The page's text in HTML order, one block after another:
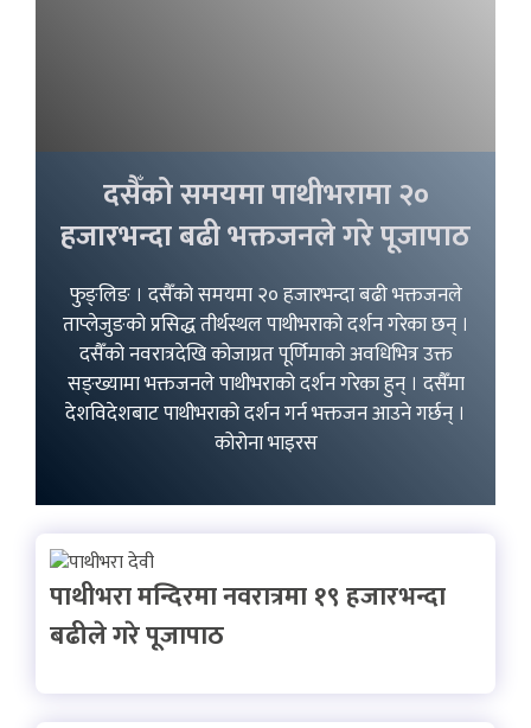
दसैँको समयमा पाथीभरामा २०
हजारभन्दा बढी भक्तजनले गरे पूजापाठ
फुङ्लिङ । दसैँको समयमा २० हजारभन्दा बढी भक्तजनले
ताप्लेजुङको प्रसिद्ध तीर्थस्थल पाथीभराको दर्शन गरेका छन् ।
दसैँको नवरात्रदेखि कोजाग्रत पूर्णिमाको अवधिभित्र उक्त
सङ्ख्यामा भक्तजनले पाथीभराको दर्शन गरेका हुन् । दसैँमा
देशविदेशबाट पाथीभराको दर्शन गर्न भक्तजन आउने गर्छन् ।
कोरोना भाइरस
पाथीभरा मन्दिरमा नवरात्रमा १९ हजारभन्दा
बढीले गरे पूजापाठ